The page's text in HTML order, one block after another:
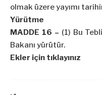
olmak üzere yayımı
Yürütme
MADDE 16 – (1) Bu
Bakanı yürütür.
Ekler için tıklayınız